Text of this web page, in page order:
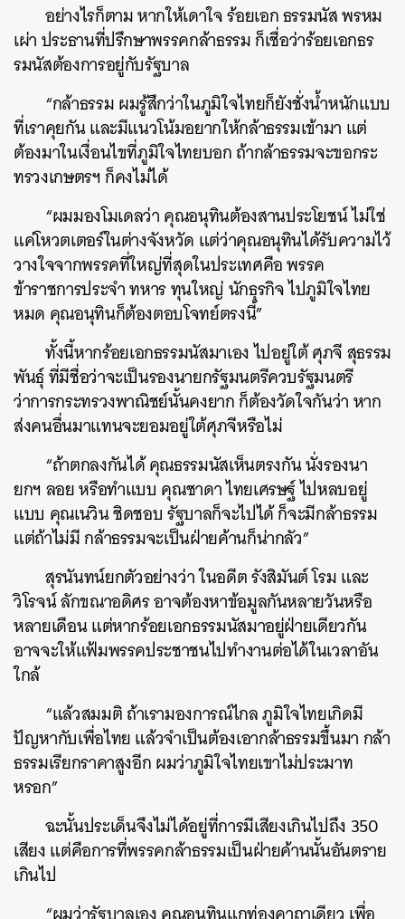
อย่างไรก็ตาม หากให้เดาใจ ร้อยเอก ธรรมนัส พรหม
เผ่า ประธานที่ปรึกษาพรรคกล้าธรรม ก็เชื่อว่าร้อยเอกธร
รมนัสต้องการอยู่กับรัฐบาล
“กล้าธรรม ผมรู้สึกว่าในภูมิใจไทยก็ยังชั่งน้ำหนักแบบ
ที่เราคุยกัน และมีแนวโน้มอยากให้กล้าธรรมเข้ามา แต่
ต้องมาในเงื่อนไขที่ภูมิใจไทยบอก ถ้ากล้าธรรมจะขอกระ
ทรวงเกษตรฯ ก็คงไม่ได้
“ผมมองโมเดลว่า คุณอนุทินต้องสานประโยชน์ ไม่ใช่
แค่โหวตเตอร์ในต่างจังหวัด แต่ว่าคุณอนุทินได้รับความไว้
วางใจจากพรรคที่ใหญ่ที่สุดในประเทศคือ พรรค
ข้าราชการประจำ ทหาร ทุนใหญ่ นักธุรกิจ ไปภูมิใจไทย
หมด คุณอนุทินก็ต้องตอบโจทย์ตรงนี้”
ทั้งนี้หากร้อยเอกธรรมนัสมาเอง ไปอยู่ใต้ ศุภจี สุธรรม
พันธุ์ ที่มีชื่อว่าจะเป็นรองนายกรัฐมนตรีควบรัฐมนตรี
ว่าการกระทรวงพาณิชย์นั้นคงยาก ก็ต้องวัดใจกันว่า หาก
ส่งคนอื่นมาแทนจะยอมอยู่ใต้ศุภจีหรือไม่
“ถ้าตกลงกันได้ คุณธรรมนัสเห็นตรงกัน นั่งรองนา
ยกฯ ลอย หรือทำแบบ คุณชาดา ไทยเศรษฐ์ ไปหลบอยู่
แบบ คุณเนวิน ชิดชอบ รัฐบาลก็จะไปได้ ก็จะมีกล้าธรรม
แต่ถ้าไม่มี กล้าธรรมจะเป็นฝ่ายค้านก็น่ากลัว”
สุรนันทน์ยกตัวอย่างว่า ในอดีต รังสิมันต์ โรม และ
วิโรจน์ ลักขณาอดิศร อาจต้องหาข้อมูลกันหลายวันหรือ
หลายเดือน แต่หากร้อยเอกธรรมนัสมาอยู่ฝ่ายเดียวกัน
อาจจะให้แฟ้มพรรคประชาชนไปทำงานต่อได้ในเวลาอัน
ใกล้
“แล้วสมมติ ถ้าเรามองการณ์ไกล ภูมิใจไทยเกิดมี
ปัญหากับเพื่อไทย แล้วจำเป็นต้องเอากล้าธรรมขึ้นมา กล้า
ธรรมเรียกราคาสูงอีก ผมว่าภูมิใจไทยเขาไม่ประมาท
หรอก”
ฉะนั้นประเด็นจึงไม่ได้อยู่ที่การมีเสียงเกินไปถึง 350
เสียง แต่คือการที่พรรคกล้าธรรมเป็นฝ่ายค้านนั้นอันตราย
เกินไป